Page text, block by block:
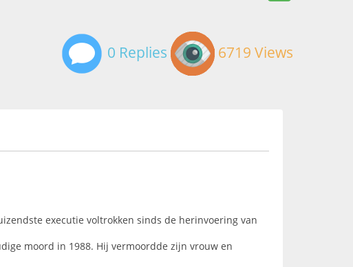
0 Replies 6719 Views
executie voltrokken sinds de herinvoering van
moord in 1988. Hij vermoordde zijn vrouw en